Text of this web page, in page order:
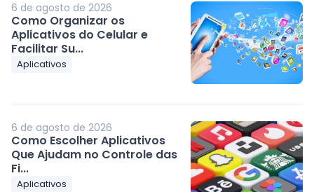
6 de agosto de 2026
Como Organizar os
Aplicativos do Celular e
Facilitar Su...
Aplicativos
6 de agosto de 2026
Como Escolher Aplicativos
Que Ajudam no Controle das
Fi...
Aplicativos